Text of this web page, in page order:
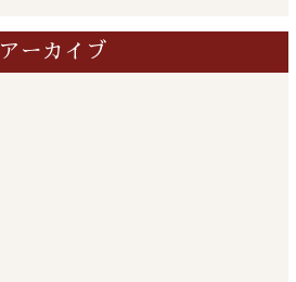
アーカイブ